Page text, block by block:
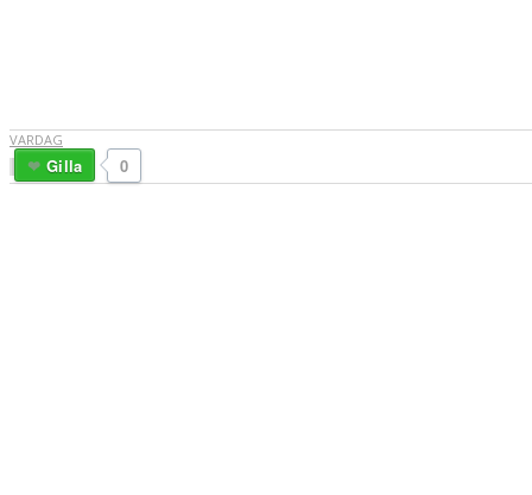
VARDAG
0
Gilla